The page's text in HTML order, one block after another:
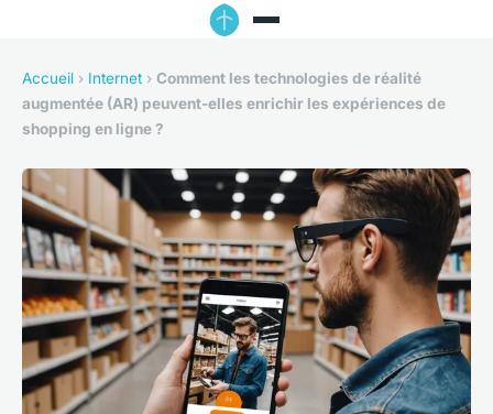
Accueil › Internet › Comment les technologies de réalité
augmentée (AR) peuvent-elles enrichir les expériences de
shopping en ligne ?